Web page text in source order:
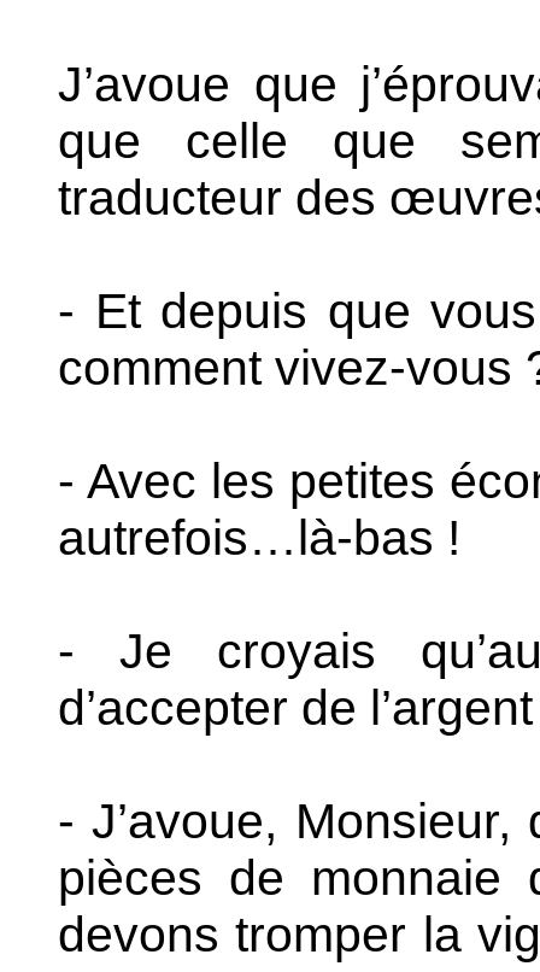
J’avoue que
que celle que
traducteur des
- Et depuis que
comment vivez-vous
- Avec les petites
autrefois…là-bas !
- Je croyais
d’accepter de
- J’avoue,
pièces de monnaie
devons tromper la